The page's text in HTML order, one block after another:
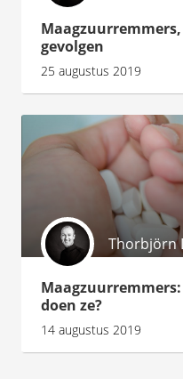
gevolgen
25 augustus 2019
Thorbjörn
doen ze?
14 augustus 2019